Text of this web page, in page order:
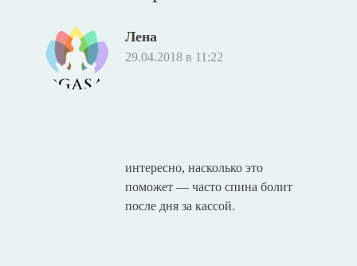
Лена
29.04.2018 в 11:22
интересно, насколько это
поможет — часто спина болит
после дня за кассой.